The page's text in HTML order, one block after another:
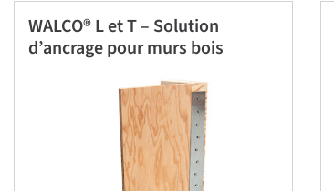
WALCO® L et T – Solution
d’ancrage pour murs bois